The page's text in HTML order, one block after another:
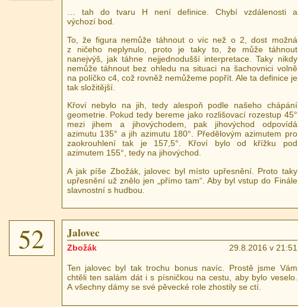
… tah do tvaru H není definice. Chybí vzdálenosti a
výchozí bod.
To, že figura nemůže táhnout o víc než o 2, dost možná
z ničeho neplynulo, proto je taky to, že může táhnout
nanejvýš, jak táhne nejjednodušší interpretace. Taky nikdy
nemůže táhnout bez ohledu na situaci na šachovnici volně
na políčko c4, což rovněž nemůžeme popřít. Ale ta definice je
tak složitější.
Křoví nebylo na jih, tedy alespoň podle našeho chápání
geometrie. Pokud tedy bereme jako rozlišovací rozestup 45°
mezi jihem a jihovýchodem, pak jihovýchod odpovídá
azimutu 135° a jih azimutu 180°. Předělovým azimutem pro
zaokrouhlení tak je 157,5°. Křoví bylo od křížku pod
azimutem 155°, tedy na jihovýchod.
A jak píše Zbožák, jalovec byl místo upřesnění. Proto taky
upřesnění už znělo jen „přímo tam“. Aby byl vstup do Finále
slavnostní s hudbou.
52 Jalovec
Zbožák 29.8.2016 v 21:51
Ten jalovec byl tak trochu bonus navíc. Prostě jsme Vám
chtěli ten salám dát i s písničkou na cestu, aby bylo veselo.
A všechny dámy se své pěvecké role zhostily se ctí.